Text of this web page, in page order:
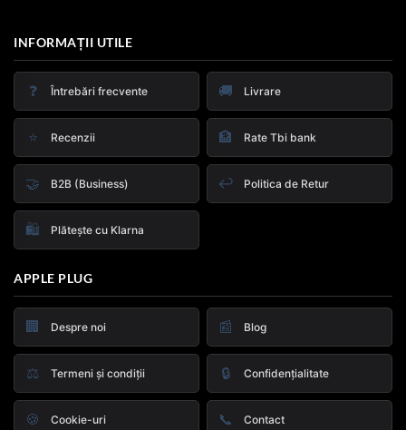
INFORMAȚII UTILE
❓ Întrebări frecvente 🚚 Livrare
⭐ Recenzii 🏦 Rate Tbi bank
🤝 B2B (Business) ↩️ Politica de Retur
🛍️ Plătește cu Klarna
APPLE PLUG
🏢 Despre noi 📰 Blog
⚖️ Termeni și condiții 🔒 Confidențialitate
🍪 Cookie-uri 📞 Contact